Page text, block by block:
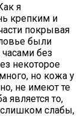
я
крепким и
покрывая
были
без
некоторое
но кожа у
не имеют те
является то,
слишком слабы,